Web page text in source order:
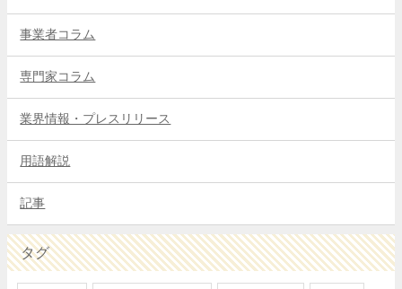
事業者コラム
専門家コラム
業界情報・プレスリリース
用語解説
記事
タグ